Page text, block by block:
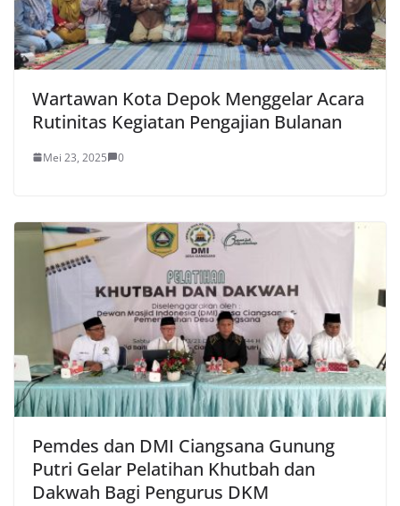
Wartawan Kota Depok Menggelar Acara
Rutinitas Kegiatan Pengajian Bulanan
Mei 23, 2025 0
Pemdes dan DMI Ciangsana Gunung
Putri Gelar Pelatihan Khutbah dan
Dakwah Bagi Pengurus DKM